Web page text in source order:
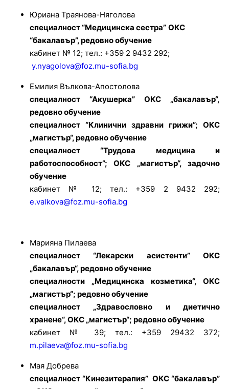
Юриана Траянова-Няголова
специалност “Медицинска сестра” ОКС
“бакалавър”, редовно обучение
кабинет № 12; тел.: +359 2 9432 292;
y.nyagolova@foz.mu-sofia.bg
Емилия Вълкова-Апостолова
специалност “Акушерка” ОКС „бакалавър“,
редовно обучение
специалност “Клинични здравни грижи”; ОКС
„магистър“, редовно обучение
специалност “Трудова медицина и
работоспособност”; ОКС „магистър“, задочно
обучение
кабинет № 12; тел.: +359 2 9432 292;
e.valkova@foz.mu-sofia.bg
Марияна Пилаева
специалност “Лекарски асистенти” ОКС
„бакалавър“, редовно обучение
специалности „Медицинска козметика“, ОКС
„магистър“; редовно обучение
специалност „Здравословно и диетично
хранене“, ОКС „магистър“; редовно обучение
кабинет № 39; тел.: +359 29432 372;
m.pilaeva@foz.mu-sofia.bg
Мая Добрева
специалност “Кинезитерапия” ОКС “бакалавър”